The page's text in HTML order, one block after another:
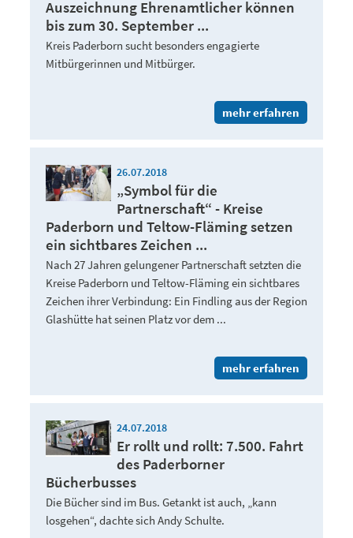
Auszeichnung Ehrenamtlicher können
bis zum 30. September ...
Kreis Paderborn sucht besonders engagierte
Mitbürgerinnen und Mitbürger.
mehr erfahren
26.07.2018
„Symbol für die
Partnerschaft“ - Kreise
Paderborn und Teltow-Fläming setzen
ein sichtbares Zeichen ...
Nach 27 Jahren gelungener Partnerschaft setzten die
Kreise Paderborn und Teltow-Fläming ein sichtbares
Zeichen ihrer Verbindung: Ein Findling aus der Region
Glashütte hat seinen Platz vor dem ...
mehr erfahren
24.07.2018
Er rollt und rollt: 7.500. Fahrt
des Paderborner
Bücherbusses
Die Bücher sind im Bus. Getankt ist auch, „kann
losgehen“, dachte sich Andy Schulte.